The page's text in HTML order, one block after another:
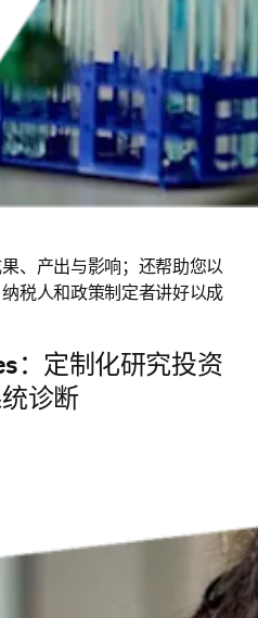
、产出与影响；还帮助您以
税人和政策制定者讲好以成
：定制化研究投资
诊断